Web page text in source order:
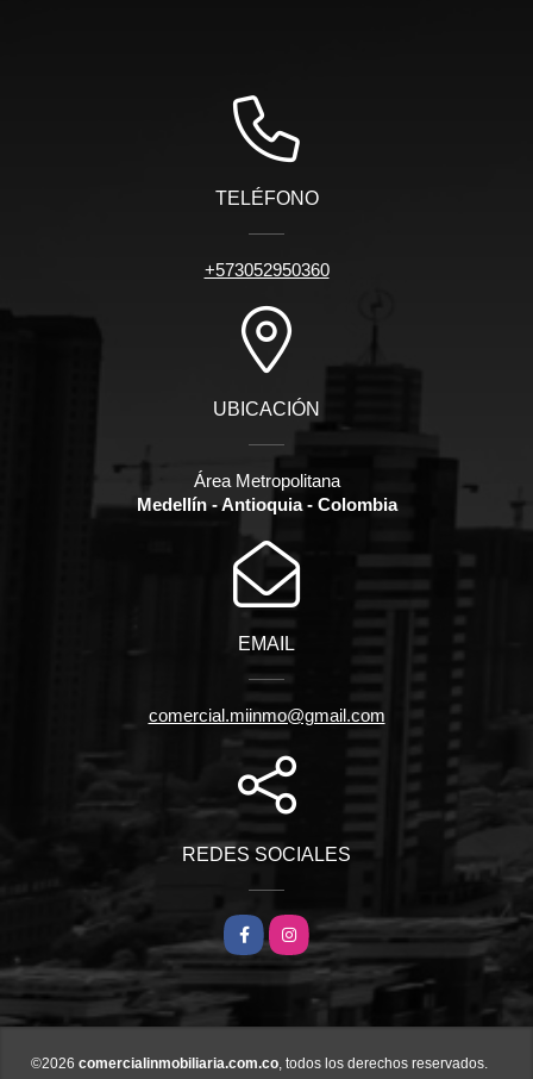
TELÉFONO
+573052950360
UBICACIÓN
Área Metropolitana
Medellín - Antioquia - Colombia
EMAIL
comercial.miinmo@gmail.com
REDES SOCIALES
FacebookInstagram
©2026 comercialinmobiliaria.com.co, todos los derechos reservados.